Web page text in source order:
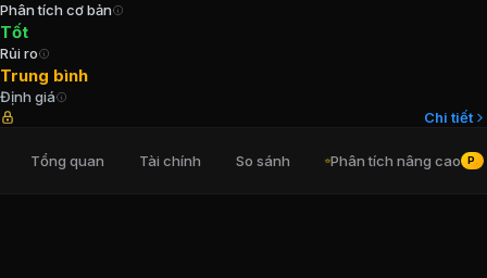
Trưởng Ban kiểm soát
Kế toán trưởng
Chủ tịch Hội đồng Quản trị
Thành viên Ban kiểm soát
Phân tích cơ bản
Tốt
Rủi ro
Trung bình
Định giá
Chi tiết
Tổng quan Tài chính So sánh Phân tích nâng cao PRO